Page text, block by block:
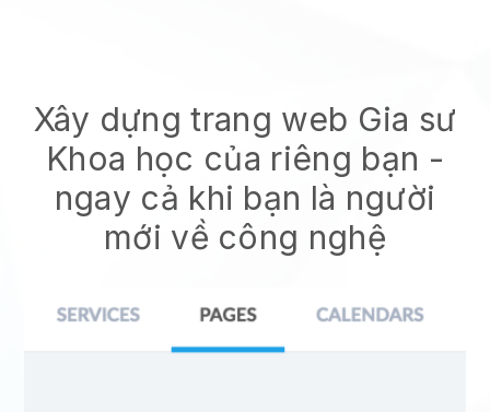
Xây dựng trang web Gia sư
Khoa học của riêng bạn -
ngay cả khi bạn là người
mới về công nghệ